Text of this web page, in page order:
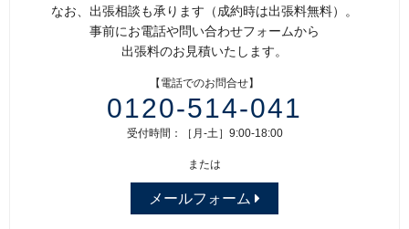
なお、出張相談も承ります（成約時は出張料無料）。
事前にお電話や問い合わせフォームから
出張料のお見積いたします。
【電話でのお問合せ】
0120-514-041
受付時間：［月-土］9:00-18:00
または
メールフォーム